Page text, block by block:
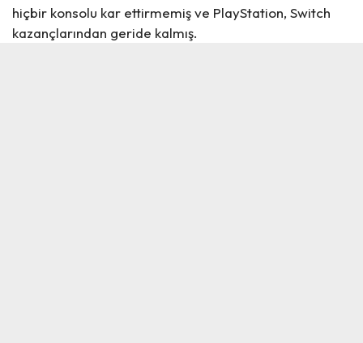
hiçbir konsolu kar ettirmemiş ve PlayStation, Switch
kazançlarından geride kalmış.